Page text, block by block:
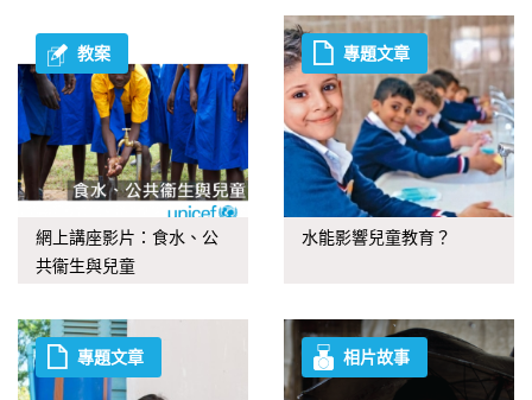
教案
網上講座影片：食水、公
共衞生與兒童
專題文章
水能影響兒童教育？
專題文章 相片故事